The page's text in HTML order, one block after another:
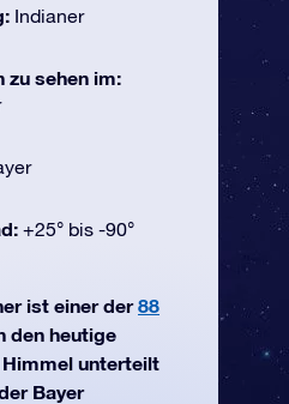
Indianer
zu sehen im:
+25° bis -90°
ist einer der88
den heutige
unterteilt
Bayer